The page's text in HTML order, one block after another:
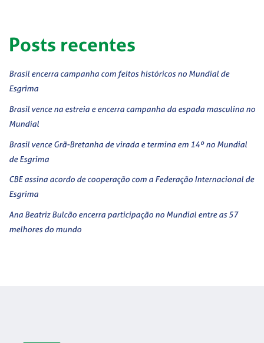
Posts recentes
Brasil encerra campanha com feitos históricos no Mundial de
Esgrima
Brasil vence na estreia e encerra campanha da espada masculina no
Mundial
Brasil vence Grã-Bretanha de virada e termina em 14º no Mundial
de Esgrima
CBE assina acordo de cooperação com a Federação Internacional de
Esgrima
Ana Beatriz Bulcão encerra participação no Mundial entre as 57
melhores do mundo